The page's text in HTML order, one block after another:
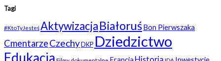
Tagi
#KtoTyJesteśAktywizacjaBiałoruśBon Pierwszaka
CmentarzeCzechyDKP Dziedzictwo
Edukacja Historia